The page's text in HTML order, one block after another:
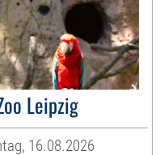
Leipzig
16.08.2026